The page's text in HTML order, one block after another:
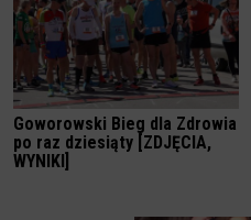
Goworowski Bieg dla Zdrowia
po raz dziesiąty [ZDJĘCIA,
WYNIKI]